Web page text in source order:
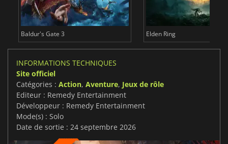
Baldur's Gate 3 Elden Ring
INFORMATIONS TECHNIQUES
Site officiel
Catégories : Action, Aventure, Jeux de rôle
Editeur : Remedy Entertainment
Développeur : Remedy Entertainment
Mode(s) : Solo
Date de sortie : 24 septembre 2026